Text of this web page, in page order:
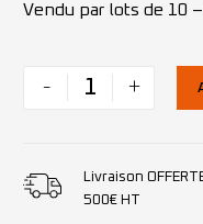
Vendu par lots de 10
- +
Livraison
500€ HT